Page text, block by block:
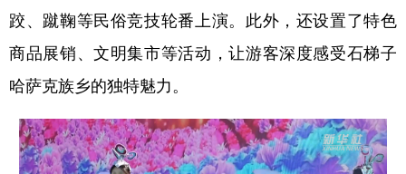
跤、蹴鞠等民俗竞技轮番上演。此外，还设置了特色
商品展销、文明集市等活动，让游客深度感受石梯子
哈萨克族乡的独特魅力。